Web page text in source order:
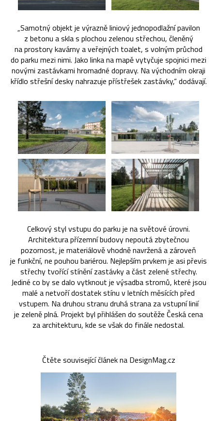
„Samotný objekt je výrazně liniový jednopodlažní pavilon
z betonu a skla s plochou zelenou střechou, členěný
na prostory kavárny a veřejných toalet, s volným průchod
do parku mezi nimi. Jako linka na mapě vytyčuje spojnici mezi
novými zastávkami hromadné dopravy. Na východním okraji
křídlo střešní desky nahrazuje přístřešek zastávky,“ dodávají.
Celkový styl vstupu do parku je na světové úrovni.
Architektura přízemní budovy nepoutá zbytečnou
pozornost, je materiálově vhodně navržená a zároveň
je funkční, ne pouhou bariérou. Nejlepším prvkem je asi převis
střechy tvořící stínění zastávky a část zelené střechy.
Jediné co by se dalo vytknout je výsadba stromů, které jsou
malé a netvoří dostatek stínu v letních měsících před
vstupem. Na druhou stranu druhá strana za vstupní linií
je zeleně plná. Projekt byl přihlášen do soutěže Česká cena
za architekturu, kde se však do finále nedostal.
Čtěte související článek na DesignMag.cz